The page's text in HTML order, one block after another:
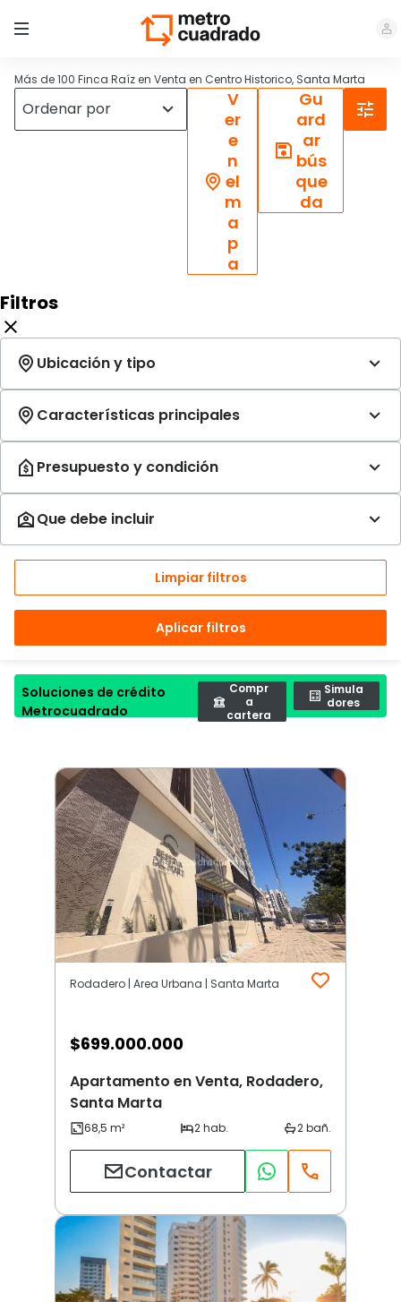
Más de 100 Finca Raíz en Venta en Centro Historico, Santa Marta
V
er
e
n
el
m
a
p
a
Gu
ard
ar
bús
que
da
Filtros
Limpiar filtros
Aplicar filtros
Soluciones de crédito
Metrocuadrado
Compr
a
cartera
Simula
dores
Rodadero | Area Urbana | Santa Marta
$699.000.000
Apartamento en Venta, Rodadero,
Santa Marta
Contactar